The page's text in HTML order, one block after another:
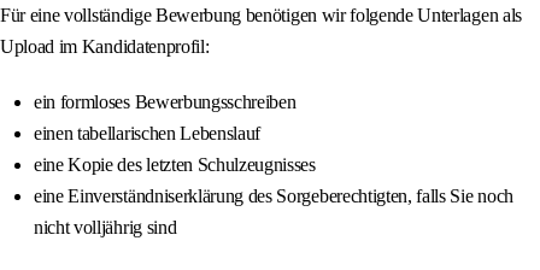
Für eine vollständige Bewerbung benötigen wir folgende Unterlagen als
Upload im Kandidatenprofil:
ein formloses Bewerbungsschreiben
einen tabellarischen Lebenslauf
eine Kopie des letzten Schulzeugnisses
eine Einverständniserklärung des Sorgeberechtigten, falls Sie noch
nicht volljährig sind